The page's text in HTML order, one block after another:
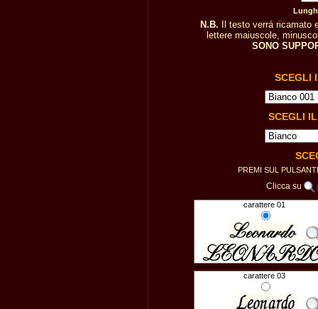
N.B. Il testo verrá ricamato
lettere maiuscole,
SONO
SCEGLI
SCEGLI
PREMI SUL
Clicca su
carattere 01
carattere 03